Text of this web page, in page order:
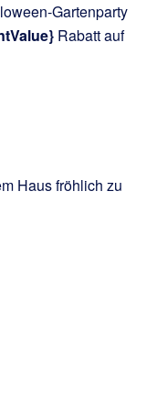
Gartenparty
Rabatt auf
Haus fröhlich zu